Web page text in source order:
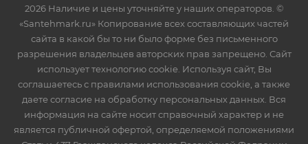
2026 Наличие и цены уточняйте у наших операторов. ©
«Santehmark.ru» Копирование всех составляющих частей
сайта в какой бы то ни было форме без письменного
разрешения владельцев авторских прав запрещено. Сайт
использует технологию cookie. Используя сайт, Вы
соглашаетесь с правилами использования cookie, а также
даете согласие на обработку персональных данных. Вся
информация на сайте носит справочный характер и не
является публичной офертой, определяемой положениями